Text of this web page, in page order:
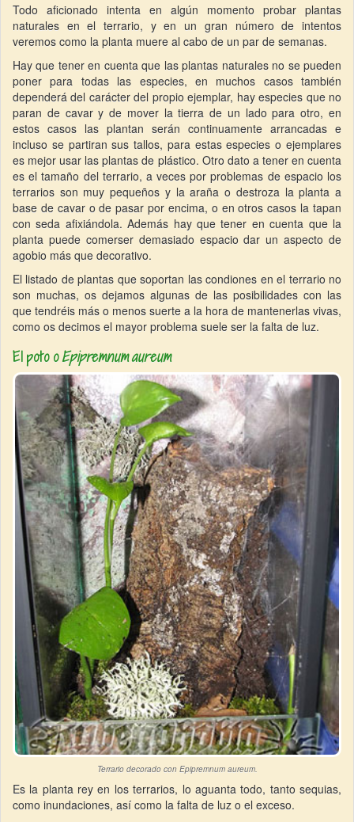
Todo aficionado intenta en algún momento probar plantas
naturales en el terrario, y en un gran número de intentos
veremos como la planta muere al cabo de un par de semanas.
Hay que tener en cuenta que las plantas naturales no se pueden
poner para todas las especies, en muchos casos también
dependerá del carácter del propio ejemplar, hay especies que no
paran de cavar y de mover la tierra de un lado para otro, en
estos casos las plantan serán continuamente arrancadas e
incluso se partiran sus tallos, para estas especies o ejemplares
es mejor usar las plantas de plástico. Otro dato a tener en cuenta
es el tamaño del terrario, a veces por problemas de espacio los
terrarios son muy pequeños y la araña o destroza la planta a
base de cavar o de pasar por encima, o en otros casos la tapan
con seda afixiándola. Además hay que tener en cuenta que la
planta puede comerser demasiado espacio dar un aspecto de
agobio más que decorativo.
El listado de plantas que soportan las condiones en el terrario no
son muchas, os dejamos algunas de las posibilidades con las
que tendréis más o menos suerte a la hora de mantenerlas vivas,
como os decimos el mayor problema suele ser la falta de luz.
El poto oEpipremnum aureum
Terrario decorado con Epipremnum aureum.
Es la planta rey en los terrarios, lo aguanta todo, tanto sequias,
como inundaciones, así como la falta de luz o el exceso.